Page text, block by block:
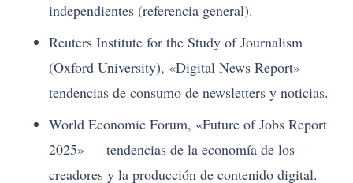
independientes (referencia general).
Reuters Institute for the Study of Journalism
(Oxford University), «Digital News Report» —
tendencias de consumo de newsletters y noticias.
World Economic Forum, «Future of Jobs Report
2025» — tendencias de la economía de los
creadores y la producción de contenido digital.